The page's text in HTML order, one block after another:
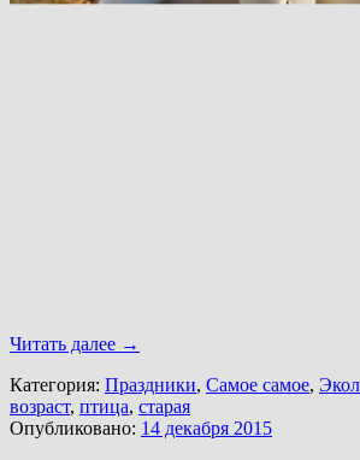
Читать далее →
Категория: Праздники, Самое самое,
возраст, птица, старая
Опубликовано: 14 декабря 2015